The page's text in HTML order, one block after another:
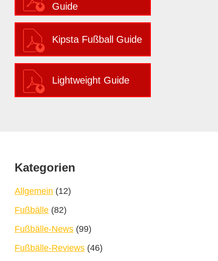
Guide
Kipsta Fußball Guide
Lightweight Guide
Footer
Kategorien
Allgemein (12)
Fußbälle (82)
Fußbälle-News (99)
Fußbälle-Reviews (46)